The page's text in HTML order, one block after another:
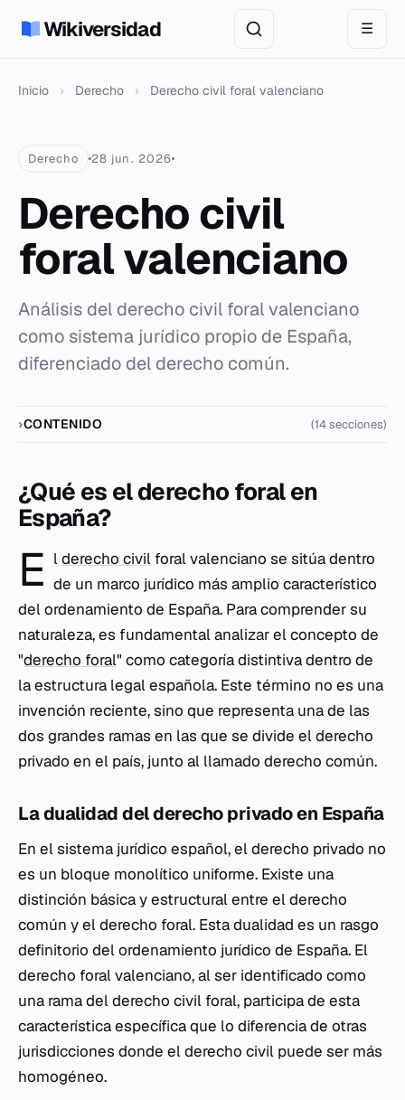
Wikiversidad ☰
Inicio › Derecho › Derecho civil foral valenciano
Derecho 28 jun. 2026
Derecho civil
foral valenciano
Análisis del derecho civil foral valenciano
como sistema jurídico propio de España,
diferenciado del derecho común.
CONTENIDO (14 secciones)
¿Qué es el derecho foral en
España?
E lderecho civil foral valenciano se sitúa dentro
de un marco jurídico más amplio característico
del ordenamiento de España. Para comprender su
naturaleza, es fundamental analizar el concepto de
"derecho foral" como categoría distintiva dentro de
la estructura legal española. Este término no es una
invención reciente, sino que representa una de las
dos grandes ramas en las que se divide el derecho
privado en el país, junto al llamado derecho común.
La dualidad del derecho privado en España
En el sistema jurídico español, el derecho privado no
es un bloque monolítico uniforme. Existe una
distinción básica y estructural entre el derecho
común y el derecho foral. Esta dualidad es un rasgo
definitorio del ordenamiento jurídico de España. El
derecho foral valenciano, al ser identificado como
una rama del derecho civil foral, participa de esta
característica específica que lo diferencia de otras
jurisdicciones donde el derecho civil puede ser más
homogéneo.